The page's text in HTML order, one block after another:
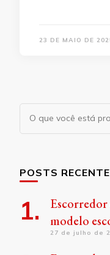
23 DE MAIO DE
Procurando
POSTS
Escorredor
modelo
27 de julho de